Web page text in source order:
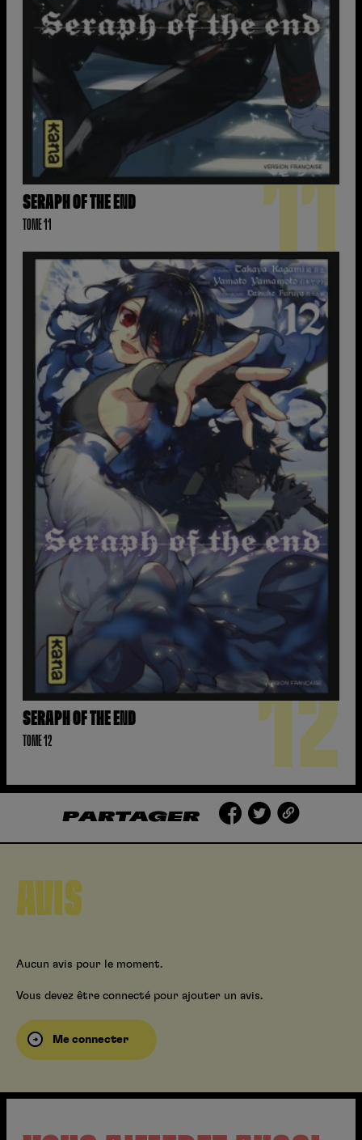
SERAPH OF THE END
TOME 11 11
SERAPH OF THE END
TOME 12 12
PARTAGER
AVIS
Aucun avis pour le moment.
Vous devez être connecté pour ajouter un avis.
Me connecter